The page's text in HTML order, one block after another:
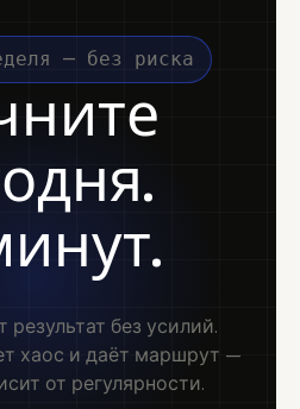
— без риска
результат без усилий.
хаос и даёт маршрут —
от регулярности.